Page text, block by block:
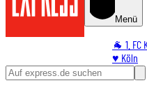
Menü
🐐 1. FC
♥️ Köln
⭐ Promi